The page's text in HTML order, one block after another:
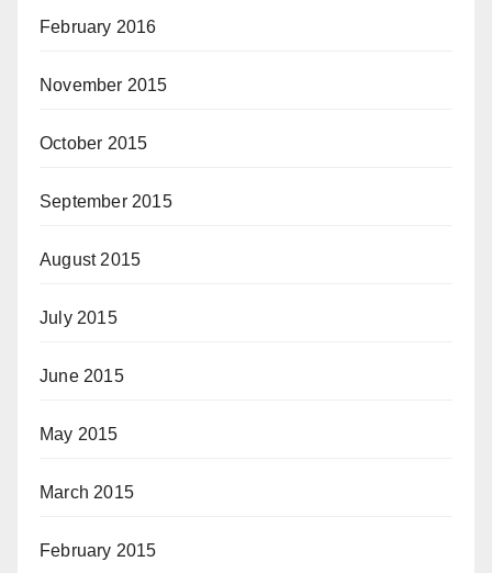
February 2016
November 2015
October 2015
September 2015
August 2015
July 2015
June 2015
May 2015
March 2015
February 2015